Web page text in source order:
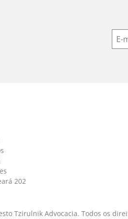
202
Tzirulnik Advocacia. Todos os